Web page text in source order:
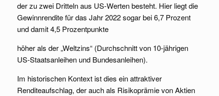
der zu zwei Dritteln aus US-Werten besteht. Hier liegt die
Gewinnrendite für das Jahr 2022 sogar bei 6,7 Prozent
und damit 4,5 Prozentpunkte
höher als der „Weltzins“ (Durchschnitt von 10-jährigen
US-Staatsanleihen und Bundesanleihen).
Im historischen Kontext ist dies ein attraktiver
Renditeaufschlag, der auch als Risikoprämie von Aktien